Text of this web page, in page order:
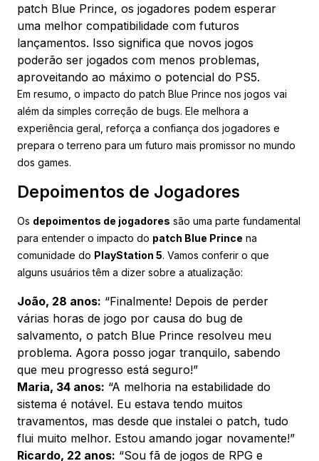
patch Blue Prince, os jogadores podem esperar
uma melhor compatibilidade com futuros
lançamentos. Isso significa que novos jogos
poderão ser jogados com menos problemas,
aproveitando ao máximo o potencial do PS5.
Em resumo, o impacto do patch Blue Prince nos jogos vai
além da simples correção de bugs. Ele melhora a
experiência geral, reforça a confiança dos jogadores e
prepara o terreno para um futuro mais promissor no mundo
dos games.
Depoimentos de Jogadores
Os depoimentos de jogadores são uma parte fundamental
para entender o impacto do patch Blue Prince na
comunidade do PlayStation 5. Vamos conferir o que
alguns usuários têm a dizer sobre a atualização:
João, 28 anos: “Finalmente! Depois de perder
várias horas de jogo por causa do bug de
salvamento, o patch Blue Prince resolveu meu
problema. Agora posso jogar tranquilo, sabendo
que meu progresso está seguro!”
Maria, 34 anos: “A melhoria na estabilidade do
sistema é notável. Eu estava tendo muitos
travamentos, mas desde que instalei o patch, tudo
flui muito melhor. Estou amando jogar novamente!”
Ricardo, 22 anos: “Sou fã de jogos de RPG e